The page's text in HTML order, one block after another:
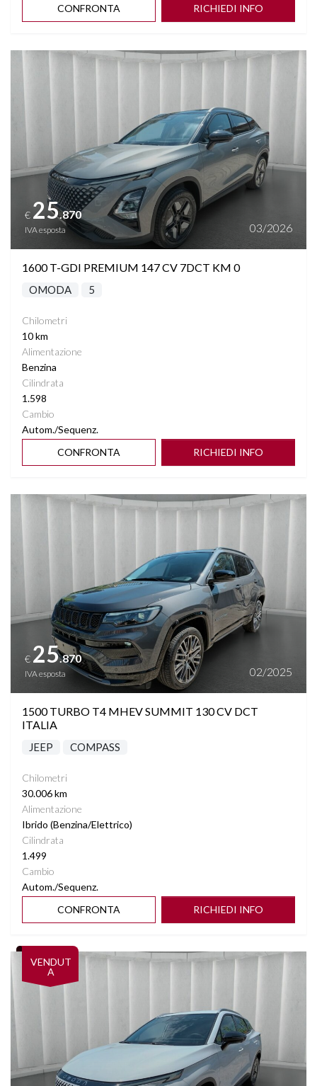
CONFRONTA
RICHIEDI INFO
Vedi dettagli
€ 25.870
IVA esposta 03/2026
1600 T-GDI PREMIUM 147 CV 7DCT KM 0
OMODA 5
Chilometri
10 km
Alimentazione
Benzina
Cilindrata
1.598
Cambio
Autom./Sequenz.
CONFRONTA
RICHIEDI INFO
Vedi dettagli
€ 25.870
IVA esposta 02/2025
1500 TURBO T4 MHEV SUMMIT 130 CV DCT
ITALIA
JEEP COMPASS
Chilometri
30.006 km
Alimentazione
Ibrido (Benzina/Elettrico)
Cilindrata
1.499
Cambio
Autom./Sequenz.
CONFRONTA
RICHIEDI INFO
VENDUT
A
Vedi dettagli